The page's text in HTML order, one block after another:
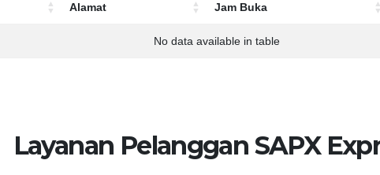
Alamat Jam Buka
Jam Buka
No data available in table
Layanan Pelanggan SAPX